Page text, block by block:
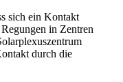
sich ein Kontakt
in Zentren
durch die